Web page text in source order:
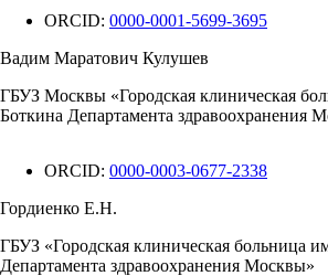
ORCID: 0000-0001-5699-3695
Вадим Маратович Кулушев
ГБУЗ Москвы «Городская клиническая
Боткина Департамента здравоохранения
ORCID: 0000-0003-0677-2338
Гордиенко Е.Н.
ГБУЗ «Городская клиническая больница
Департамента здравоохранения Москвы»